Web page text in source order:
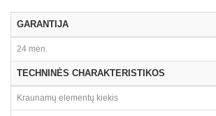
GARANTIJA
24 mėn.
TECHNINĖS CHARAKTERISTIKOS
Kraunamų elementų kiekis